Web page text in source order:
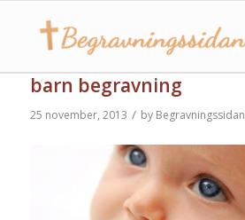
barn begravning
25 november, 2013 / by Begravningssidan